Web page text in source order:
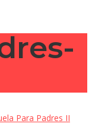
Para Padres II